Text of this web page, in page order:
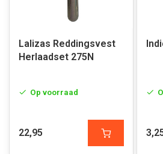
Lalizas Reddingsvest
Herlaadset 275N
Op voorraad
22,95